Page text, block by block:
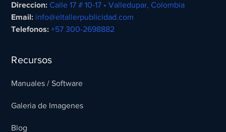
Direccion: Calle 17 # 10-17 • Valledupar, Colombia
Email: info@eltallerpublicidad.com
Telefonos: +57 300-2698882
Recursos
Manuales / Software
Galeria de Imagenes
Blog